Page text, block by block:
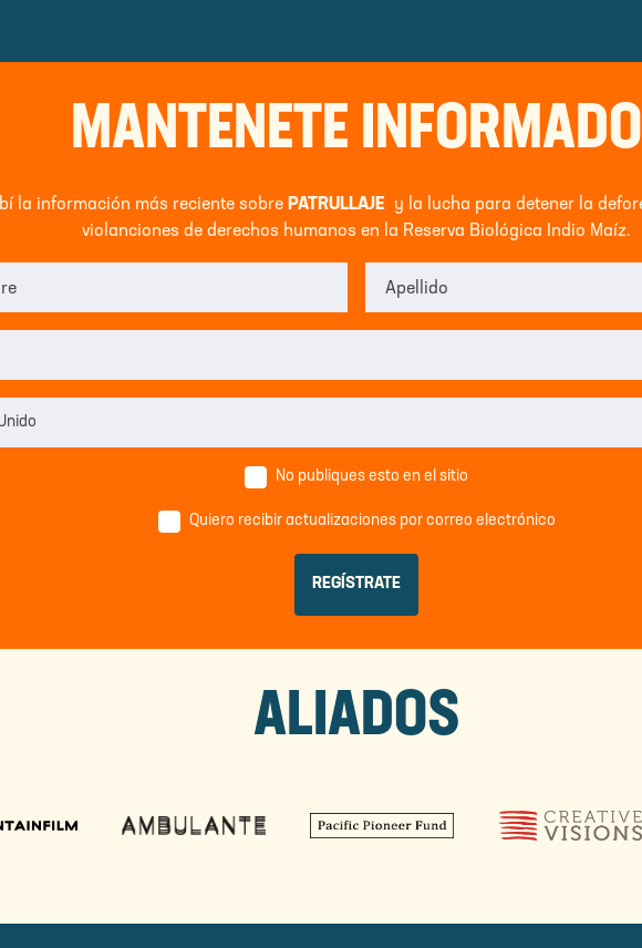
MANTENETE INFORMADO
la información más reciente sobre PATRULLAJE y la lucha para detener la
violanciones de derechos humanos en la Reserva Biológica Indio Maíz.
Apellido
No publiques esto en el sitio
Quiero recibir actualizaciones por correo electrónico
ALIADOS